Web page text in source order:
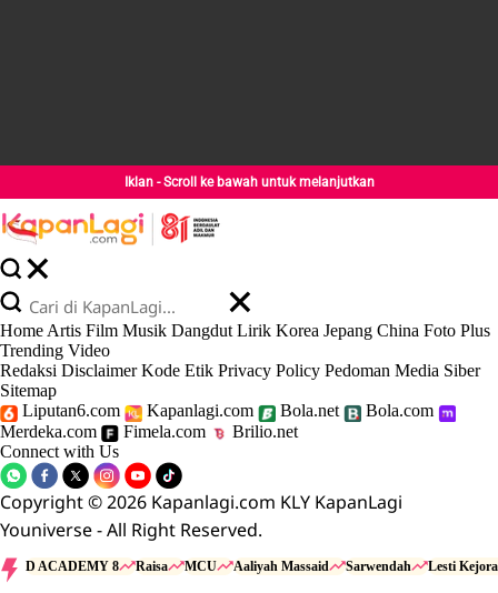
Iklan - Scroll ke bawah untuk melanjutkan
Home Artis Film Musik Dangdut Lirik Korea Jepang China Foto Plus
Trending Video
Redaksi Disclaimer Kode Etik Privacy Policy Pedoman Media Siber
Sitemap
Liputan6.com
Kapanlagi.com Bola.net
Bola.com
Merdeka.com
Fimela.com
Brilio.net
Connect with Us
Copyright © 2026 Kapanlagi.com KLY KapanLagi
Youniverse - All Right Reserved.
D ACADEMY 8 Raisa MCU Aaliyah Massaid Sarwendah Lesti Kejora